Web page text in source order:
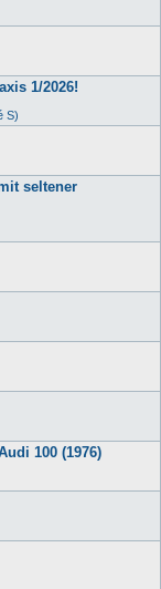
1/2026!
S)
seltener
100 (1976)